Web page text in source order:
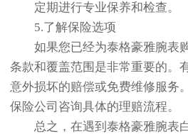
定期进行专业保养和检查。
5.了解保险选项
如果您已经为泰格豪雅腕表
条款和覆盖范围是非常重要的。
意外损坏的赔偿或免费维修服务
保险公司咨询具体的理赔流程。
总之，在遇到泰格豪雅腕表